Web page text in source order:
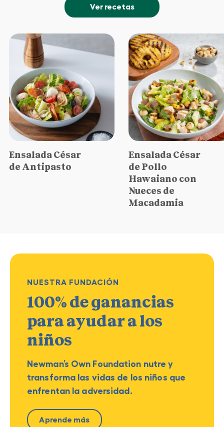
Ver recetas
Ensalada César
de Antipasto
Ensalada César
de Pollo
Hawaiano con
Nueces de
Macadamia
NUESTRA FUNDACIÓN
100% de ganancias
para ayudar a los
niños
Newman’s Own Foundation nutre y
transforma las vidas de los niños que
enfrentan la adversidad.
Aprende más